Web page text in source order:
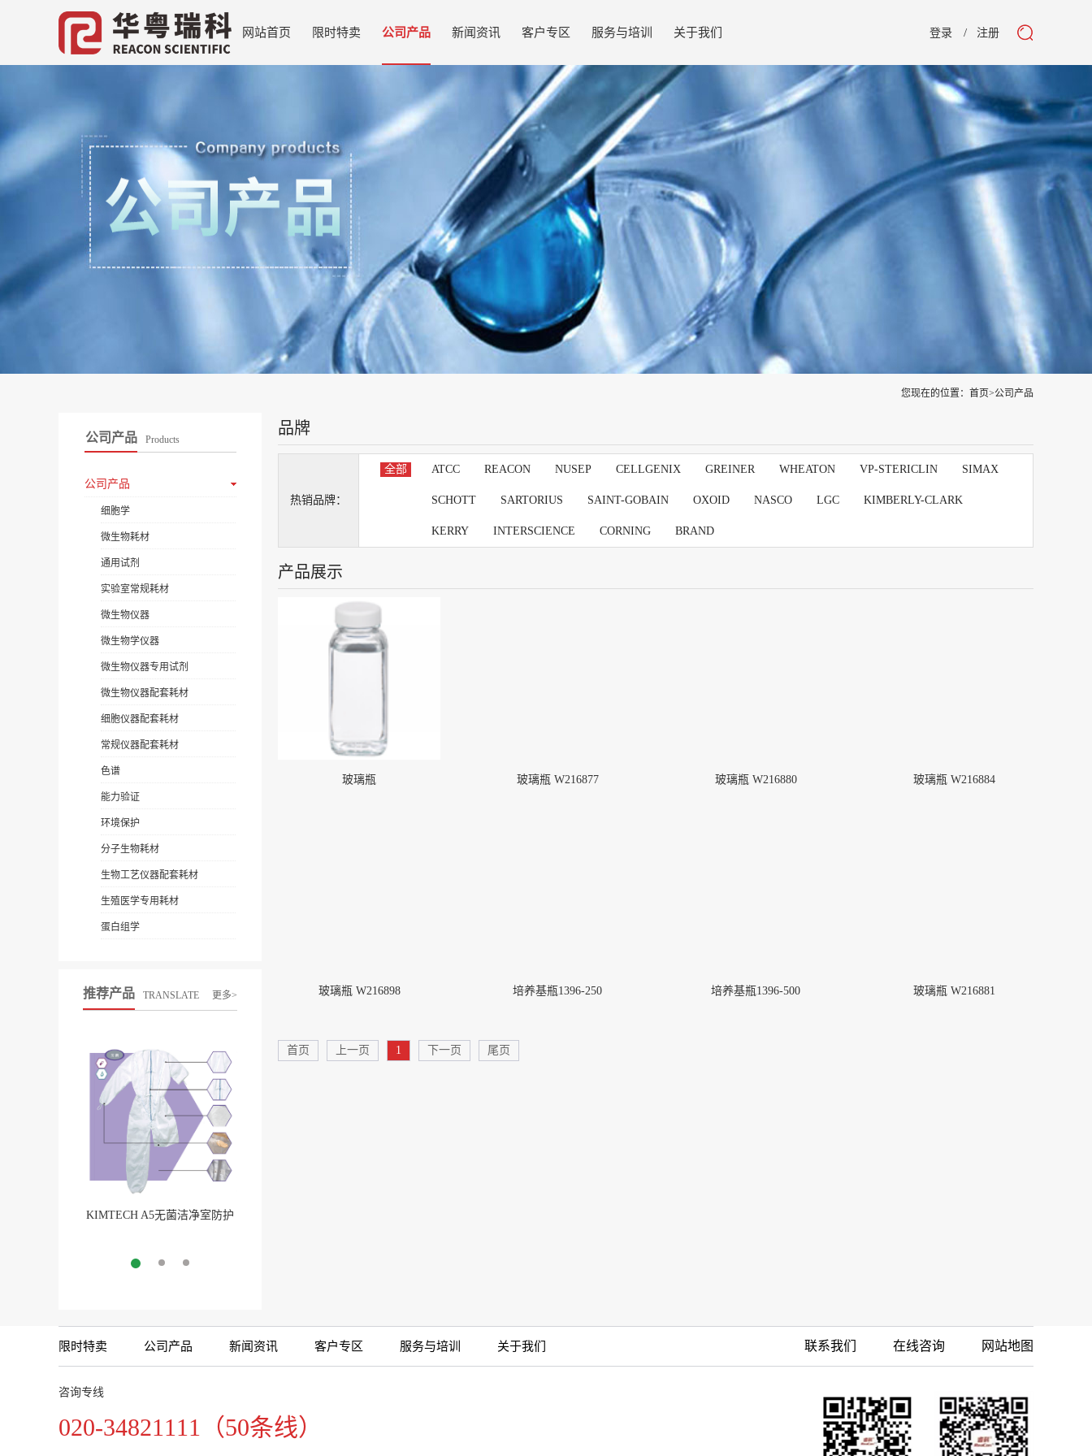
登录 注册
网站首页 限时特卖 公司产品 新闻资讯 客户专区 服务与培训 关于我们
您现在的位置： 首页>公司产品
公司产品 Products
公司产品
细胞学
微生物耗材
通用试剂
实验室常规耗材
微生物仪器
微生物学仪器
微生物仪器专用试剂
微生物仪器配套耗材
细胞仪器配套耗材
常规仪器配套耗材
色谱
能力验证
环境保护
分子生物耗材
生物工艺仪器配套耗材
生殖医学专用耗材
蛋白组学
推荐产品 TRANSLATE 更多>
KIMTECH A5无菌洁净室防护
品牌
热销品牌：
全部 ATCC REACON NUSEP CELLGENIX GREINER WHEATON VP-STERICLIN SIMAX
SCHOTT SARTORIUS SAINT-GOBAIN OXOID NASCO LGC KIMBERLY-CLARK
KERRY INTERSCIENCE CORNING BRAND
产品展示
玻璃瓶 玻璃瓶 W216877 玻璃瓶 W216880 玻璃瓶 W216884
玻璃瓶 W216898 培养基瓶1396-250 培养基瓶1396-500 玻璃瓶 W216881
首页 上一页 1 下一页 尾页
限时特卖 公司产品 新闻资讯 客户专区 服务与培训 关于我们 联系我们 在线咨询 网站地图
咨询专线
020-34821111（50条线）